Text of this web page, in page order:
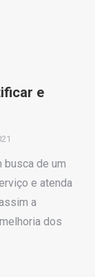
e
de um
e atenda
a
dos